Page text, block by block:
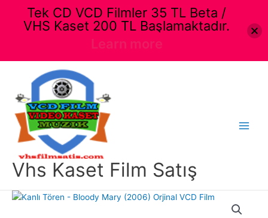
Vhs Kaset Film Satış
Tek CD VCD Filmler 35 TL Beta /
VHS Kaset 200 TL Başlamaktadır.
Learn more